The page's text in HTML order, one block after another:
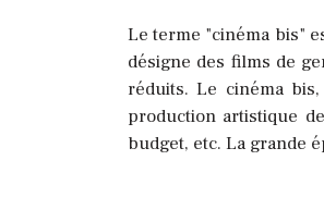
Le terme "cinéma bis"
désigne des films de
réduits. Le cinéma
production artistique
budget, etc. La grande